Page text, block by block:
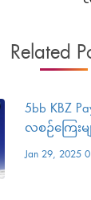
Related
5bb KBZ
လစဉ်ကြေးမ
Jan 29, 2025